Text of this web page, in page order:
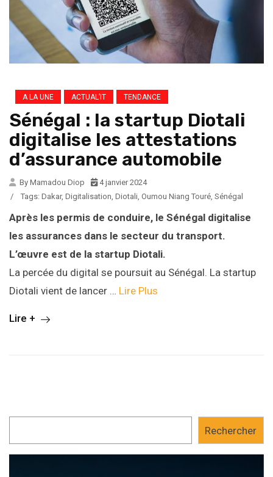
A LA UNE ACTUAL’IT TENDANCE
Sénégal : la startup Diotali
digitalise les attestations
d’assurance automobile
By Mamadou Diop
4 janvier 2024
/
Tags: Dakar, Digitalisation, Diotali, Oumou Niang Touré, Sénégal
Après les permis de conduire, le Sénégal digitalise
les assurances dans le secteur du transport.
L’œuvre est de la startup Diotali.
La percée du digital se poursuit au Sénégal. La startup
Diotali vient de lancer … Lire Plus
Lire +
Rechercher